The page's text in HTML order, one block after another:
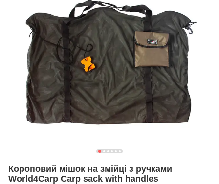
Короповий мішок на змійці з ручками
World4Carp Carp sack with handles